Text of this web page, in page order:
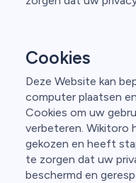
Cookies
Deze Website kan
computer plaatsen
Cookies om uw
verbeteren. Wikitoro
gekozen en heeft
te zorgen dat uw
beschermd en